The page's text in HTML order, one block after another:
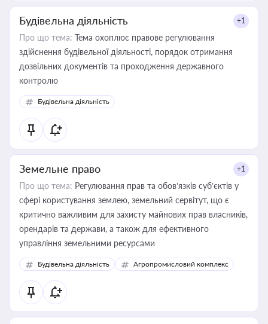
Будівельна діяльність +1
Про що тема: Тема охоплює правове регулювання
здійснення будівельної діяльності, порядок отримання
дозвільних документів та проходження державного
контролю
Будівельна діяльність
Земельне право +1
Про що тема: Регулювання прав та обов’язків суб’єктів у
сфері користування землею, земельний сервітут, що є
критично важливим для захисту майнових прав власників,
орендарів та держави, а також для ефективного
управління земельними ресурсами
Будівельна діяльність Агропромисловий комплекс